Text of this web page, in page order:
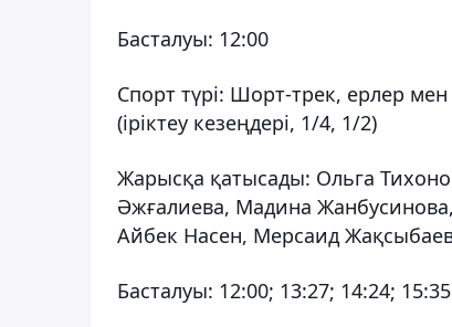
Басталуы: 12:00
Спорт түрі: Шорт-трек, ерлер
(іріктеу кезеңдері, 1/4, 1/2)
Жарысқа қатысады: Ольга
Әжғалиева, Мадина
Айбек Насен, Мерсаид
Басталуы: 12:00; 13:27; 14:24; 15:35